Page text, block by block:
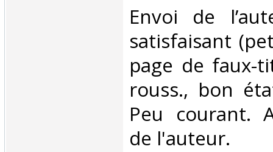
‎Envoi de
satisfaisant
page de faux-
rouss., bon
Peu courant.
de l'auteur.‎